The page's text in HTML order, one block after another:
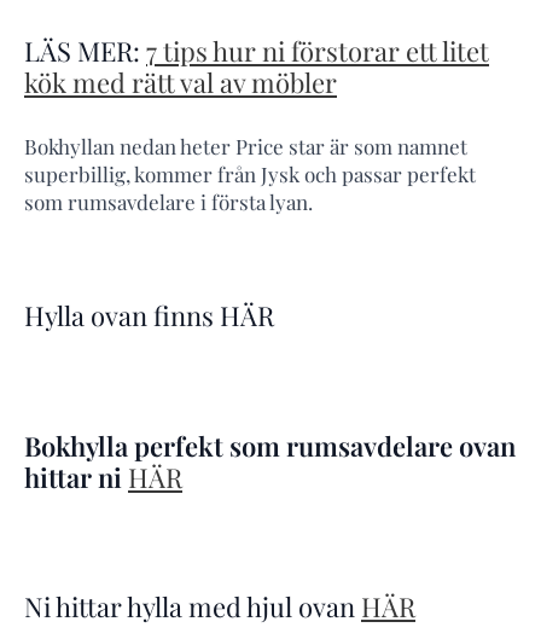
LÄS MER: 7 tips hur ni förstorar ett litet
kök med rätt val av möbler
Bokhyllan nedan heter Price star är som namnet
superbillig, kommer från Jysk och passar perfekt
som rumsavdelare i första lyan.
Hylla ovan finns HÄR
Bokhylla perfekt som rumsavdelare ovan
hittar ni HÄR
Ni hittar hylla med hjul ovan HÄR